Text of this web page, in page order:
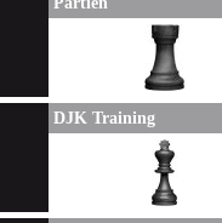
DJK Training